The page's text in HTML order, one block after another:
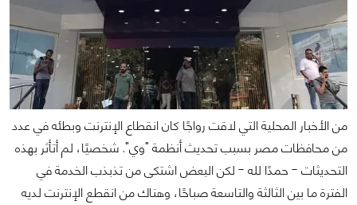
من الأخبار المحلية التي لاقت رواجًا كان انقطاع الإنترنت وبطئه في عدد
من محافظات مصر بسبب تحديث أنظمة "وي". شخصيًا، لم أتأثر بهذه
التحديثات - حمدًا لله - لكن البعض اشتكى من تذبذب الخدمة في
الفترة ما بين الثالثة والتاسعة صباحًا، وهناك من انقطع الإنترنت لديه